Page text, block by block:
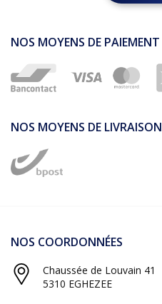
NOS MOYENS DE PAIEMENT
NOS MOYENS DE LIVRAISON
NOS COORDONNÉES
Chaussée de Louvain 41
5310 EGHEZEE